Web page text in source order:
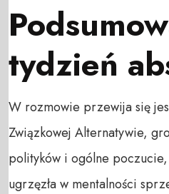
tydzień
W rozmowie przewija się
Związkowej Alternatywie,
polityków i ogólne
ugrzęzła w mentalności